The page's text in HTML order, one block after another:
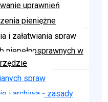
uprawnień
pieniężne
i załatwiania spraw
niepełnosprawnych w
spraw
i archiwa - zasady